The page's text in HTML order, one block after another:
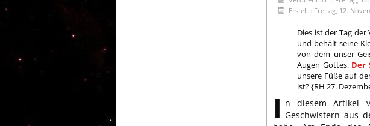
Erstellt: Freitag, 12.
Dies ist der Tag
und behält seine
von dem unser
Augen Gottes. Der
unsere Füße auf
ist? {RH 27.
I n diesem Artikel
Geschwistern aus